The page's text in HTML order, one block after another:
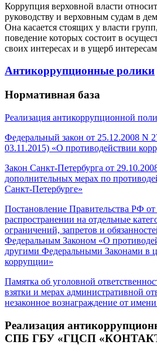
Коррупция верховной власти
руководству и верховным судам в
Она касается стоящих у власти
поведение которых состоит в
своих интересах и в ущерб
Антикоррупционные ролики
Нормативная база
Реализация антикоррупционной
Федеральный закон от 25.12.2008 N
03.11.2015) «О противодействии
Закон Санкт-Петербурга от
дополнительных мерах по
Санкт-Петербурге»
Постановление Правительства РФ
распространении на отдельные
ограничений, запретов и
Федеральным Законом «О
другими Федеральными Законами в
коррупции»
Памятка об уголовной
взятки и мерах административной
незаконное вознаграждение от
Реализация
СПБ ГБУ «ГЦСП